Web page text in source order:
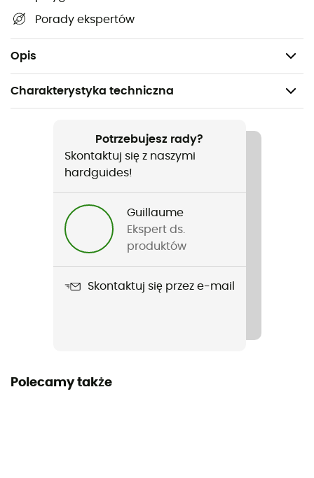
Porady ekspertów
OpisTkanina 2: 95% poliester, 5% elastan
Charakterystyka techniczna
Turystyka piesza / Trail / Bieganie
Nazwa produktu
Potrzebujesz rady?
Skontaktuj się z naszymi
hardguides!
Guillaume
Ekspert ds.
produktów
Skontaktuj się przez e-mail
Polecamy także